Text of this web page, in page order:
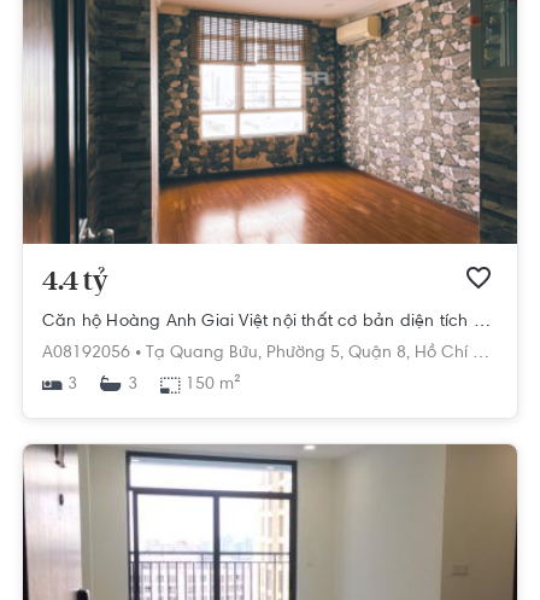
4.4 tỷ
Căn hộ Hoàng Anh Giai Việt nội thất cơ bản diện tích 150m²
A08192056 • Tạ Quang Bửu, Phường 5, Quận 8, Hồ Chí Minh
3
3 150 m²